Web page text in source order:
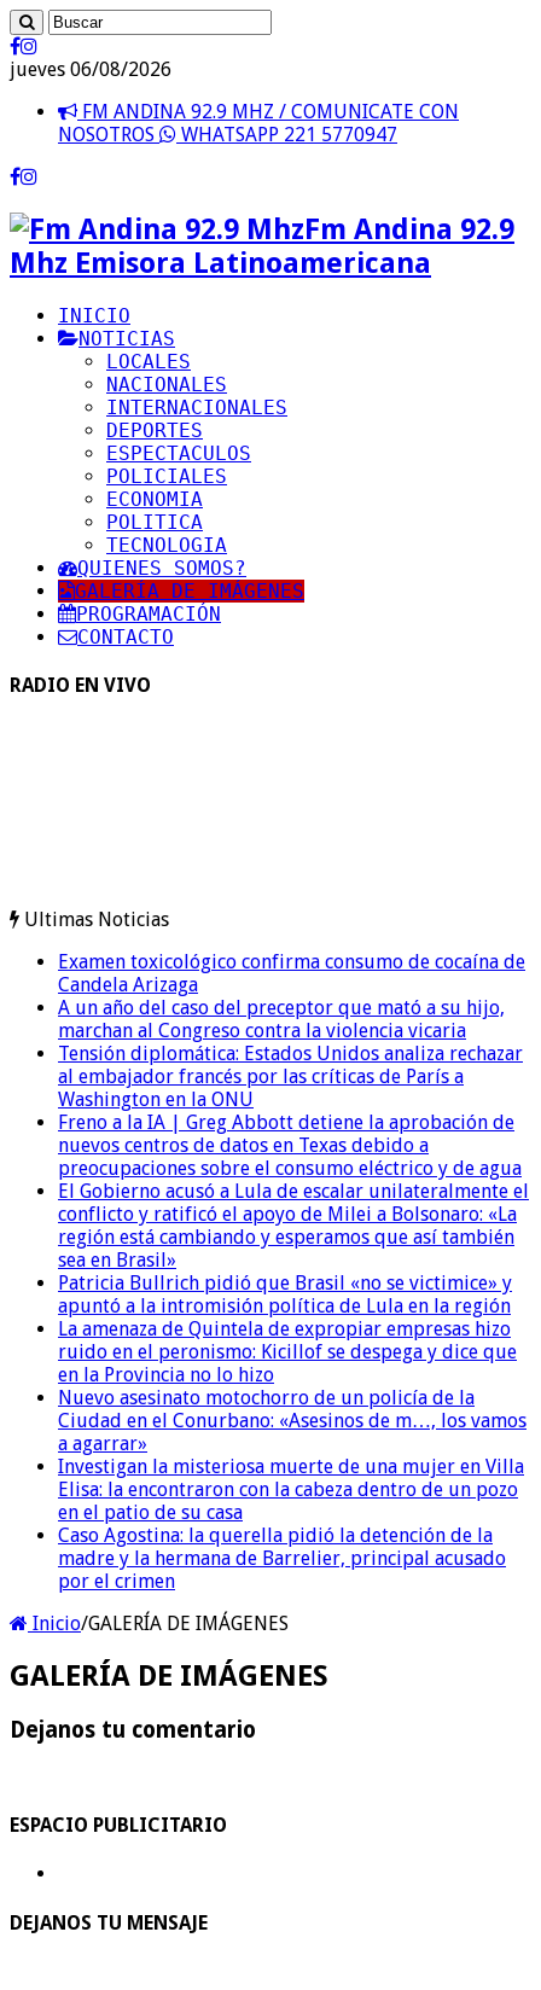
jueves 06/08/2026
FM ANDINA 92.9 MHZ / COMUNICATE CON
NOSOTROS
WHATSAPP 221 5770947
Fm Andina 92.9
Mhz Emisora Latinoamericana
INICIO
NOTICIAS
LOCALES
NACIONALES
INTERNACIONALES
DEPORTES
ESPECTACULOS
POLICIALES
ECONOMIA
POLITICA
TECNOLOGIA
QUIENES SOMOS?
GALERÍA DE IMÁGENES
PROGRAMACIÓN
CONTACTO
RADIO EN VIVO
Ultimas Noticias
Examen toxicológico confirma consumo de cocaína de
Candela Arizaga
A un año del caso del preceptor que mató a su hijo,
marchan al Congreso contra la violencia vicaria
Tensión diplomática: Estados Unidos analiza rechazar
al embajador francés por las críticas de París a
Washington en la ONU
Freno a la IA | Greg Abbott detiene la aprobación de
nuevos centros de datos en Texas debido a
preocupaciones sobre el consumo eléctrico y de agua
El Gobierno acusó a Lula de escalar unilateralmente el
conflicto y ratificó el apoyo de Milei a Bolsonaro: «La
región está cambiando y esperamos que así también
sea en Brasil»
Patricia Bullrich pidió que Brasil «no se victimice» y
apuntó a la intromisión política de Lula en la región
La amenaza de Quintela de expropiar empresas hizo
ruido en el peronismo: Kicillof se despega y dice que
en la Provincia no lo hizo
Nuevo asesinato motochorro de un policía de la
Ciudad en el Conurbano: «Asesinos de m…, los vamos
a agarrar»
Investigan la misteriosa muerte de una mujer en Villa
Elisa: la encontraron con la cabeza dentro de un pozo
en el patio de su casa
Caso Agostina: la querella pidió la detención de la
madre y la hermana de Barrelier, principal acusado
por el crimen
Inicio/GALERÍA DE IMÁGENES
GALERÍA DE IMÁGENES
Dejanos tu comentario
ESPACIO PUBLICITARIO
DEJANOS TU MENSAJE